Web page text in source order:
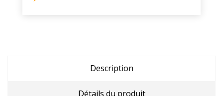
Description
Détails du produit